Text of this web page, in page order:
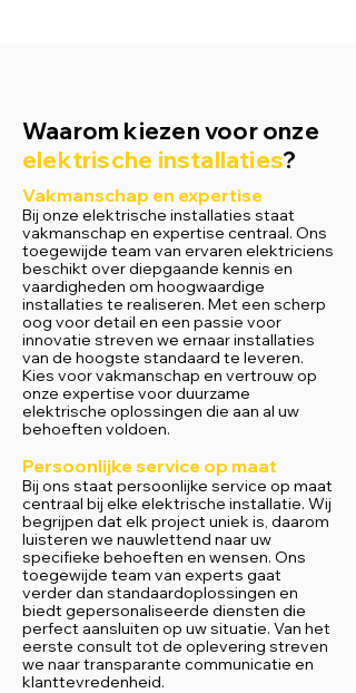
Waarom kiezen voor onze
elektrische installaties?
Vakmanschap en expertise
Bij onze elektrische installaties staat
vakmanschap en expertise centraal. Ons
toegewijde team van ervaren elektriciens
beschikt over diepgaande kennis en
vaardigheden om hoogwaardige
installaties te realiseren. Met een scherp
oog voor detail en een passie voor
innovatie streven we ernaar installaties
van de hoogste standaard te leveren.
Kies voor vakmanschap en vertrouw op
onze expertise voor duurzame
elektrische oplossingen die aan al uw
behoeften voldoen.
Persoonlijke service op maat
Bij ons staat persoonlijke service op maat
centraal bij elke elektrische installatie. Wij
begrijpen dat elk project uniek is, daarom
luisteren we nauwlettend naar uw
specifieke behoeften en wensen. Ons
toegewijde team van experts gaat
verder dan standaardoplossingen en
biedt gepersonaliseerde diensten die
perfect aansluiten op uw situatie. Van het
eerste consult tot de oplevering streven
we naar transparante communicatie en
klanttevredenheid.